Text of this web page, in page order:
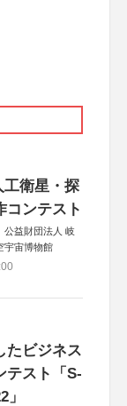
工衛星・探
コンテスト
公益財団法人 岐
宇宙博物館
たビジネス
テスト「S-